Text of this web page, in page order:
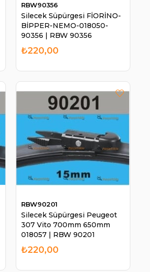
Silecek Süpürgesi FİORİNO-
BİPPER-NEMO-018050-
90356 | RBW 90356
RBW90356
₺220,00
Silecek Süpürgesi Peugeot
307 Vito 700mm 650mm
018057 | RBW 90201
RBW90201
₺220,00